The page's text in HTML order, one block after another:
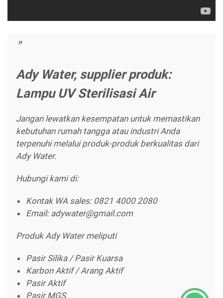
Ady Water, supplier produk:
Lampu UV Sterilisasi Air
Jangan lewatkan kesempatan untuk memastikan
kebutuhan rumah tangga atau industri Anda
terpenuhi melalui produk-produk berkualitas dari
Ady Water.
Hubungi kami di:
Kontak WA sales: 0821 4000 2080
Email: adywater@gmail.com
Produk Ady Water meliputi
Pasir Silika / Pasir Kuarsa
Karbon Aktif / Arang Aktif
Pasir Aktif
Pasir MGS